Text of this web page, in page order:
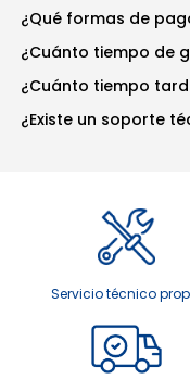
¿Qué formas de
¿Cuánto tiempo de
¿Cuánto tiempo
¿Existe un soporte
Servicio técnico